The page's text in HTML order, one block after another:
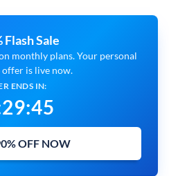
Flash Sale
monthly plans. Your personal
is live now.
ENDS IN:
29:44
OFF NOW